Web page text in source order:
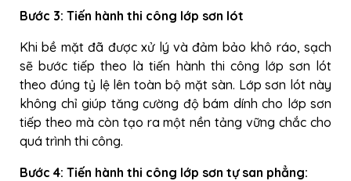
Bước 3: Tiến hành thi công lớp sơn lót
Khi bề mặt đã được xử lý và đảm bảo khô ráo, sạch
sẽ bước tiếp theo là tiến hành thi công lớp sơn lót
theo đúng tỷ lệ lên toàn bộ mặt sàn. Lớp sơn lót này
không chỉ giúp tăng cường độ bám dính cho lớp sơn
tiếp theo mà còn tạo ra một nền tảng vững chắc cho
quá trình thi công.
Bước 4: Tiến hành thi công lớp sơn tự san phẳng: